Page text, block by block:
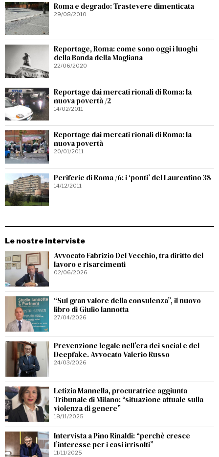
Roma e degrado: Trastevere dimenticata
29/08/2010
Reportage, Roma: come sono oggi i luoghi
della Banda della Magliana
22/06/2020
Reportage dai mercati rionali di Roma: la
nuova povertà /2
14/02/2011
Reportage dai mercati rionali di Roma: la
nuova povertà
20/01/2011
Periferie di Roma /6: i ‘ponti’ del Laurentino 38
14/12/2011
Le nostre Interviste
Avvocato Fabrizio Del Vecchio, tra diritto del
lavoro e risarcimenti
02/06/2026
“Sul gran valore della consulenza”, il nuovo
libro di Giulio Iannotta
27/04/2026
Prevenzione legale nell’era dei social e del
Deepfake. Avvocato Valerio Russo
24/03/2026
Letizia Mannella, procuratrice aggiunta
Tribunale di Milano: “situazione attuale sulla
violenza di genere”
18/11/2025
Intervista a Pino Rinaldi: “perchè cresce
l’interesse per i casi irrisolti”
11/11/2025